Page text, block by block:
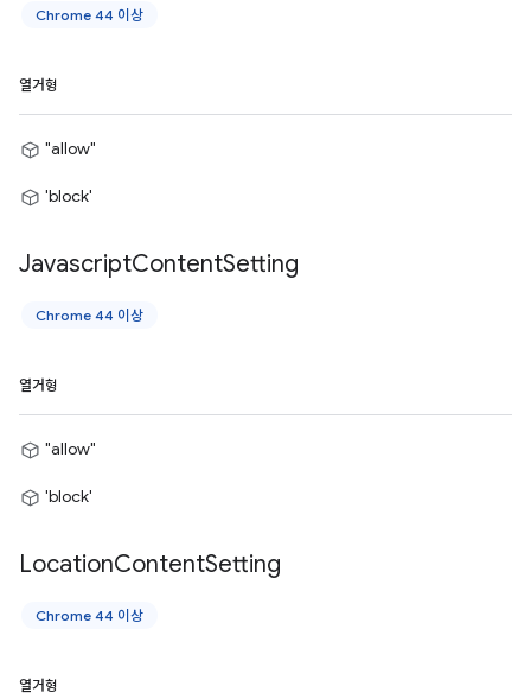
Chrome 44 이상
열거형
"allow"
'block'
JavascriptContentSetting
Chrome 44 이상
열거형
"allow"
'block'
LocationContentSetting
Chrome 44 이상
열거형